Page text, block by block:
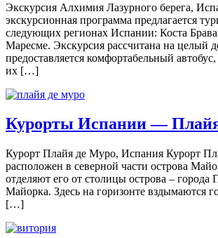
Экскурсия Алхимия Лазурного берега,
экскурсионная программа предлагается
следующих регионах Испании: Коста Брава
Маресме. Экскурсия рассчитана на целый
предоставляется комфортабельный
их […]
Курорты Испании —
Курорт Плайя де Муро, Испания Курорт
расположен в северной части острова
отделяют его от столицы острова – города
Майорка. Здесь на горизонте вздымаются
[…]